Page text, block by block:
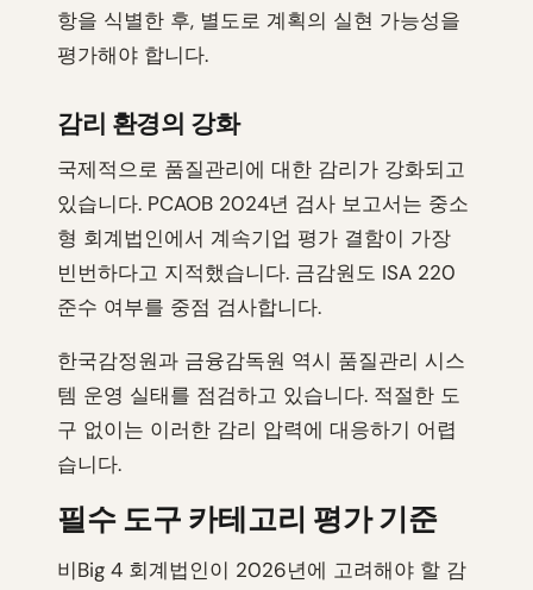
항을 식별한 후, 별도로 계획의 실현 가능성을
평가해야 합니다.
감리 환경의 강화
국제적으로 품질관리에 대한 감리가 강화되고
있습니다. PCAOB 2024년 검사 보고서는 중소
형 회계법인에서 계속기업 평가 결함이 가장
빈번하다고 지적했습니다. 금감원도 ISA 220
준수 여부를 중점 검사합니다.
한국감정원과 금융감독원 역시 품질관리 시스
템 운영 실태를 점검하고 있습니다. 적절한 도
구 없이는 이러한 감리 압력에 대응하기 어렵
습니다.
필수 도구 카테고리 평가 기준
비Big 4 회계법인이 2026년에 고려해야 할 감